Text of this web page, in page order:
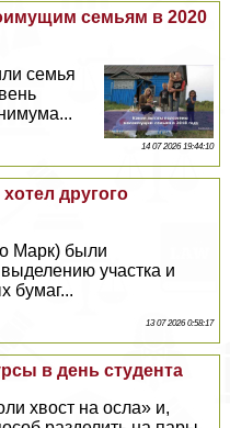
семьям в 2020
семья
14 07 2026 19:44:10
другого
Марк) были
участка и
бумаг...
13 07 2026 0:58:17
в день студента
хвост на осла» и,